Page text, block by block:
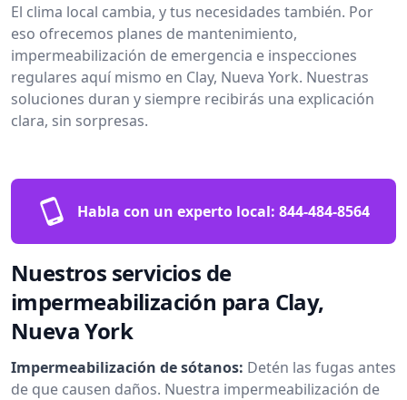
El clima local cambia, y tus necesidades también. Por
eso ofrecemos planes de mantenimiento,
impermeabilización de emergencia e inspecciones
regulares aquí mismo en Clay, Nueva York. Nuestras
soluciones duran y siempre recibirás una explicación
clara, sin sorpresas.
Habla con un experto local: 844-484-8564
Nuestros servicios de
impermeabilización para Clay,
Nueva York
Impermeabilización de sótanos: Detén las fugas antes
de que causen daños. Nuestra impermeabilización de